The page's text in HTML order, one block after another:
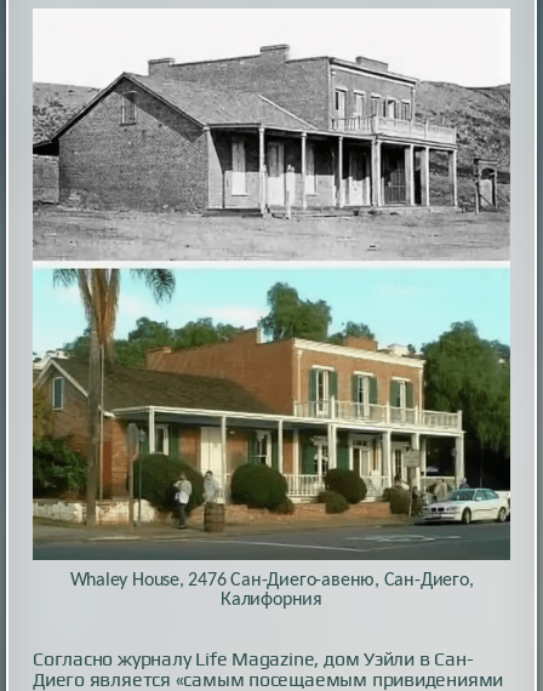
Whaley House, 2476 Сан-Диего-авеню, Сан-Диего,
Калифорния
Согласно журналу Life Magazine, дом Уэйли в Сан-
Диего является «самым посещаемым привидениями